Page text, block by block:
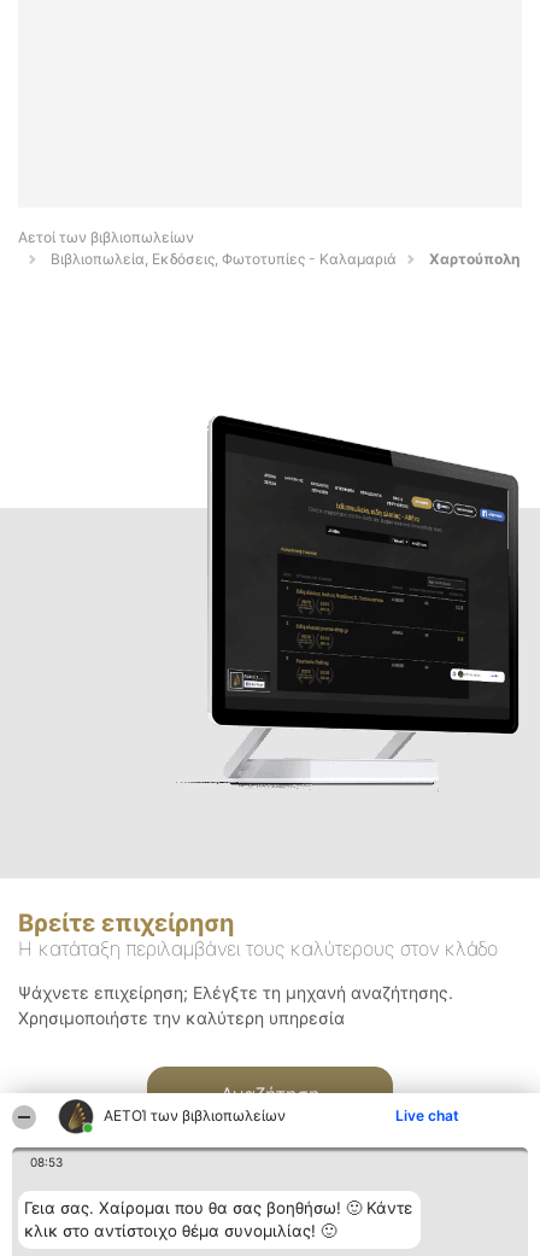
ΑΕΤΟΊ των βιβλιοπωλείων Live chat
08:53
Γεια σας. Χαίρομαι που θα σας βοηθήσω! 🙂 Κάντε
κλικ στο αντίστοιχο θέμα συνομιλίας! 🙂
Αετοί των βιβλιοπωλείων
Βιβλιοπωλεία, Εκδόσεις, Φωτοτυπίες - Καλαμαριά
Χαρτούπολη
Βρείτε επιχείρηση
Η κατάταξη περιλαμβάνει τους καλύτερους στον κλάδο
Ψάχνετε επιχείρηση; Ελέγξτε τη μηχανή αναζήτησης.
Χρησιμοποιήστε την καλύτερη υπηρεσία
Αναζήτηση